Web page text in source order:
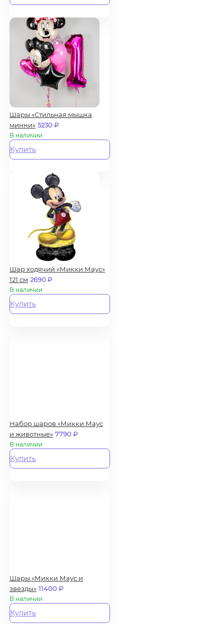
Шары «Стильная мышка
минни» 5230₽
В наличии
Купить
Шар ходячий «Микки Маус»
121 см 2690₽
В наличии
Купить
Набор шаров «Микки Маус
и животные» 7790₽
В наличии
Купить
Шары «Микки Маус и
звезды» 11400₽
В наличии
Купить